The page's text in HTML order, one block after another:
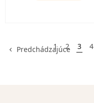
Predchádzajúce
1 2 3 4